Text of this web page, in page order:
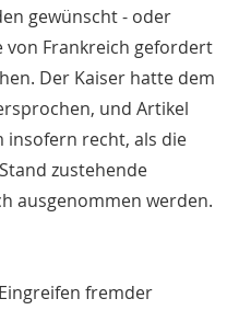
gewünscht - oder
von Frankreich gefordert
Der Kaiser hatte dem
und Artikel
insofern recht, als die
zustehende
ausgenommen werden.
fremder